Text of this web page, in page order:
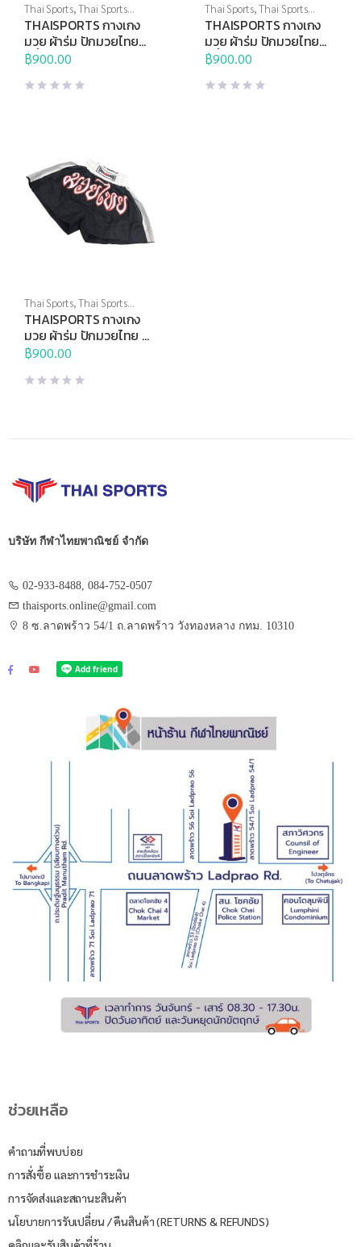
Thai Sports,Thai Sports
Brand,ชกมวย,ศิลปะการต่อสู้
ป้องกันตัว
THAISPORTS กางเกง
มวย ผ้าร่ม ปักมวยไทย
สีน้ำเงินแถบเหลือง
฿900.00
Thai Sports,Thai Sports
Brand,ชกมวย,ศิลปะการต่อสู้
ป้องกันตัว
THAISPORTS กางเกง
มวย ผ้าร่ม ปักมวยไทย
สีน้ำเงินแถบดำ
฿900.00
Thai Sports,Thai Sports
Brand,ชกมวย,ศิลปะการต่อสู้
ป้องกันตัว
THAISPORTS กางเกง
มวย ผ้าร่ม ปักมวยไทย สี
ดำแถบขาว
฿900.00
บริษัท กีฬาไทยพาณิชย์ จำกัด
02-933-8488, 084-752-0507
thaisports.online@gmail.com
8 ซ.ลาดพร้าว 54/1 ถ.ลาดพร้าว วังทองหลาง กทม. 10310
ช่วยเหลือ
คำถามที่พบบ่อย
การสั่งซื้อ และการชำระเงิน
การจัดส่งและสถานะสินค้า
นโยบายการรับเปลี่ยน / คืนสินค้า (RETURNS & REFUNDS)